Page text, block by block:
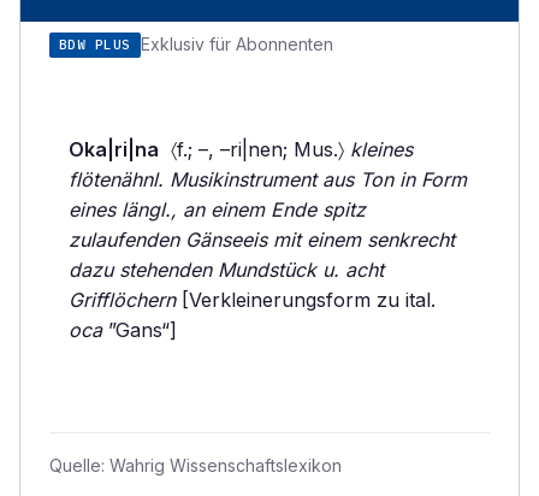
BDW PLUS Exklusiv für Abonnenten
Oka|ri|na 〈f.; –, –ri|nen; Mus.〉 kleines
flötenähnl. Musikinstrument aus Ton in Form
eines längl., an einem Ende spitz
zulaufenden Gänseeis mit einem senkrecht
dazu stehenden Mundstück u. acht
Grifflöchern[Verkleinerungsform zu ital.
oca”Gans“]
Quelle: Wahrig Wissenschaftslexikon